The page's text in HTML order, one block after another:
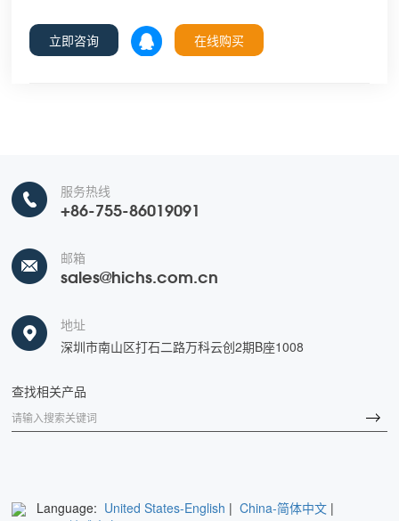
立即咨询 在线购买
服务热线
+86-755-86019091
邮箱
sales@hichs.com.cn
地址
深圳市南山区打石二路万科云创2期B座1008
查找相关产品
Language: United States-English |China-简体中文 |